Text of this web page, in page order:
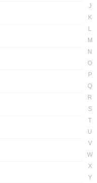
J
K
L
M
N
O
P
Q
R
S
T
U
V
W
X
Y